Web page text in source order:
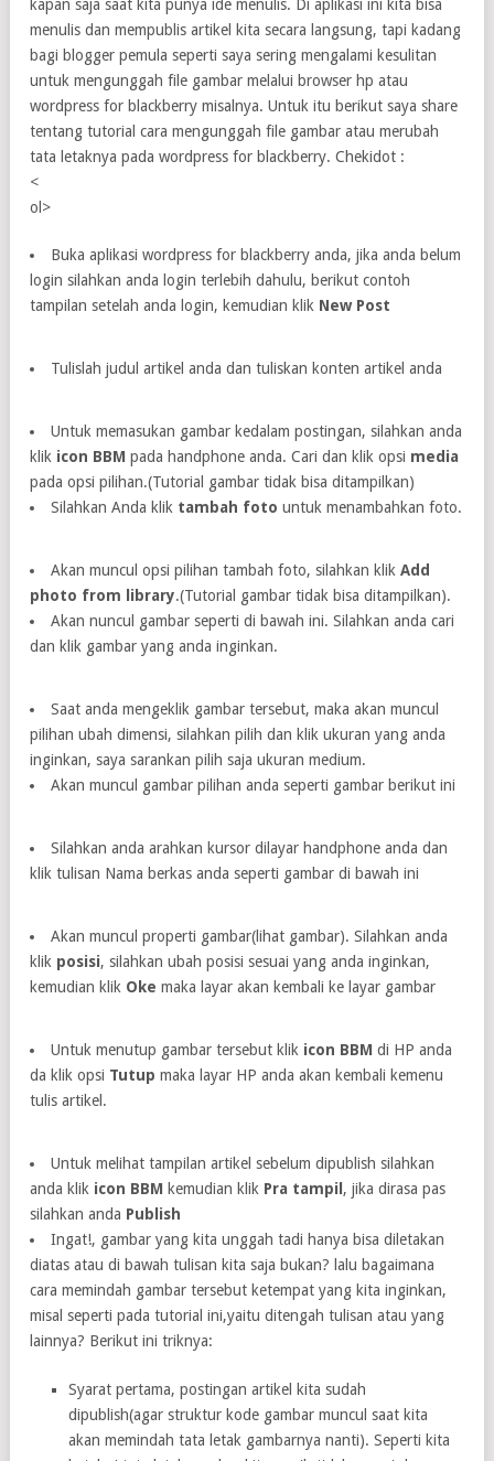
kapan saja saat kita punya ide menulis. Di aplikasi ini kita bisa
menulis dan mempublis artikel kita secara langsung, tapi kadang
bagi blogger pemula seperti saya sering mengalami kesulitan
untuk mengunggah file gambar melalui browser hp atau
wordpress for blackberry misalnya. Untuk itu berikut saya share
tentang tutorial cara mengunggah file gambar atau merubah
tata letaknya pada wordpress for blackberry. Chekidot :
<
ol>
Buka aplikasi wordpress for blackberry anda, jika anda belum
login silahkan anda login terlebih dahulu, berikut contoh
tampilan setelah anda login, kemudian klik New Post
Tulislah judul artikel anda dan tuliskan konten artikel anda
Untuk memasukan gambar kedalam postingan, silahkan anda
klik icon BBM pada handphone anda. Cari dan klik opsi media
pada opsi pilihan.(Tutorial gambar tidak bisa ditampilkan)
Silahkan Anda klik tambah foto untuk menambahkan foto.
Akan muncul opsi pilihan tambah foto, silahkan klik Add
photo from library.(Tutorial gambar tidak bisa ditampilkan).
Akan nuncul gambar seperti di bawah ini. Silahkan anda cari
dan klik gambar yang anda inginkan.
Saat anda mengeklik gambar tersebut, maka akan muncul
pilihan ubah dimensi, silahkan pilih dan klik ukuran yang anda
inginkan, saya sarankan pilih saja ukuran medium.
Akan muncul gambar pilihan anda seperti gambar berikut ini
Silahkan anda arahkan kursor dilayar handphone anda dan
klik tulisan Nama berkas anda seperti gambar di bawah ini
Akan muncul properti gambar(lihat gambar). Silahkan anda
klik posisi, silahkan ubah posisi sesuai yang anda inginkan,
kemudian klik Oke maka layar akan kembali ke layar gambar
Untuk menutup gambar tersebut klik icon BBM di HP anda
da klik opsi Tutup maka layar HP anda akan kembali kemenu
tulis artikel.
Untuk melihat tampilan artikel sebelum dipublish silahkan
anda klik icon BBM kemudian klik Pra tampil , jika dirasa pas
silahkan anda Publish
Ingat!, gambar yang kita unggah tadi hanya bisa diletakan
diatas atau di bawah tulisan kita saja bukan? lalu bagaimana
cara memindah gambar tersebut ketempat yang kita inginkan,
misal seperti pada tutorial ini,yaitu ditengah tulisan atau yang
lainnya? Berikut ini triknya:
Syarat pertama, postingan artikel kita sudah
dipublish(agar struktur kode gambar muncul saat kita
akan memindah tata letak gambarnya nanti). Seperti kita